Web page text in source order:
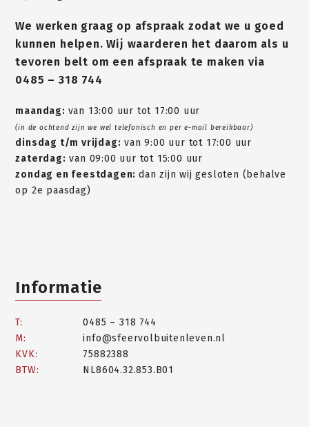
We werken graag op afspraak zodat we u goed
kunnen helpen. Wij waarderen het daarom als u
tevoren belt om een afspraak te maken via
0485 – 318 744
maandag: van 13:00 uur tot 17:00 uur
(in de ochtend zijn we wel telefonisch en per e-mail bereikbaar)
dinsdag t/m vrijdag: van 9:00 uur tot 17:00 uur
zaterdag: van 09:00 uur tot 15:00 uur
zondag en feestdagen:dan zijn wij gesloten (behalve
op 2e paasdag)
Informatie
T:
0485 – 318 744
M:
info@sfeervolbuitenleven.nl
KVK:
75882388
BTW:
NL8604.32.853.B01